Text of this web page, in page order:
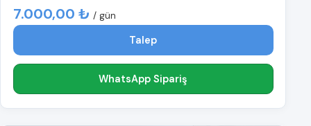
7.000,00 ₺ / gün
Talep
WhatsApp Sipariş